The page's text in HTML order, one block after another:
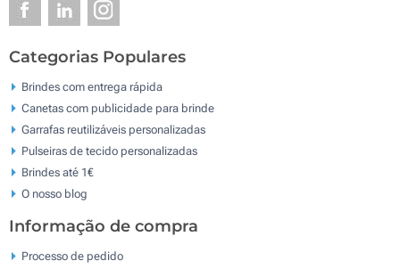
Categorias Populares
Brindes com entrega rápida
Canetas com publicidade para brinde
Garrafas reutilizáveis personalizadas
Pulseiras de tecido personalizadas
Brindes até 1€
O nosso blog
Informação de compra
Processo de pedido